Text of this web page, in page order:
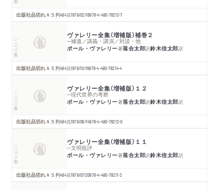
出版社品切れＡ５判464頁1979/02/16978-4-480-78213-7
シリーズ・全集 ヴァレリー全集（増補版）補巻２
─補遺／講義・講演／対談・他
ポール・ヴァレリー著落合太郎訳鈴木信太郎訳
出版社品切れＡ５判464頁1978/10/16978-4-480-78214-4
シリーズ・全集 ヴァレリー全集（増補版）１２
─現代世界の考察
ポール・ヴァレリー著落合太郎訳鈴木信太郎訳
出版社品切れＡ５判464頁1978/09/14978-4-480-78212-0
シリーズ・全集 ヴァレリー全集（増補版）１１
─文明批評
ポール・ヴァレリー著落合太郎訳鈴木信太郎訳
出版社品切れＡ５判464頁1978/07/20978-4-480-78211-3